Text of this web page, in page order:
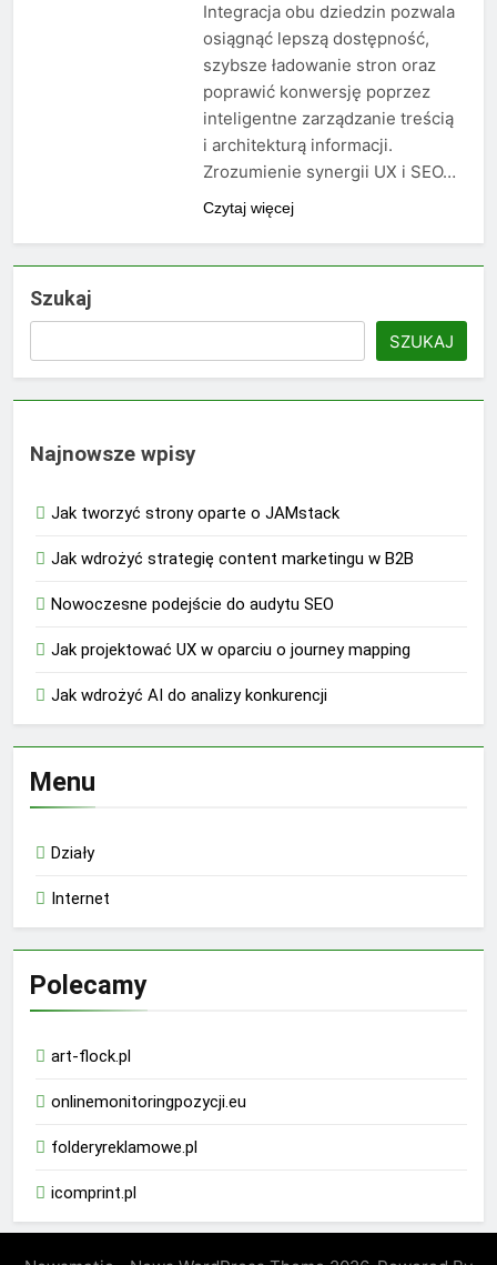
Integracja obu dziedzin pozwala
osiągnąć lepszą dostępność,
szybsze ładowanie stron oraz
poprawić konwersję poprzez
inteligentne zarządzanie treścią
i architekturą informacji.
Zrozumienie synergii UX i SEO…
Czytaj więcej
Szukaj
SZUKAJ
Najnowsze wpisy
Jak tworzyć strony oparte o JAMstack
Jak wdrożyć strategię content marketingu w B2B
Nowoczesne podejście do audytu SEO
Jak projektować UX w oparciu o journey mapping
Jak wdrożyć AI do analizy konkurencji
Menu
Działy
Internet
Polecamy
art-flock.pl
onlinemonitoringpozycji.eu
folderyreklamowe.pl
icomprint.pl